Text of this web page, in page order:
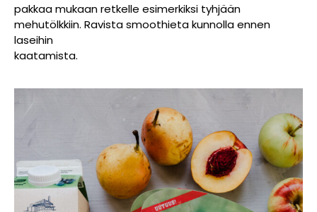
pakkaa mukaan retkelle esimerkiksi tyhjään
mehutölkkiin. Ravista smoothieta kunnolla ennen
laseihin
kaatamista.